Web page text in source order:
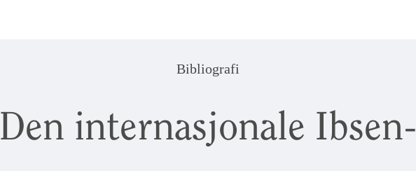
Bibliografi
Den internasjonale Ibsen-